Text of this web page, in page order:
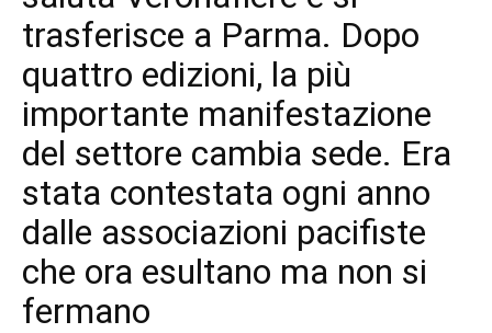
trasferisce a Parma. Dopo
quattro edizioni, la più
importante manifestazione
del settore cambia sede. Era
stata contestata ogni anno
dalle associazioni pacifiste
che ora esultano ma non si
fermano